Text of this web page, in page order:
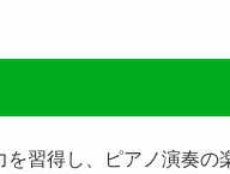
習得し、ピアノ演奏